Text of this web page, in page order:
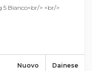
5 Bianco<br/> <br/>
Dainese
Nuovo